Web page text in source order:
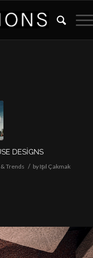
DESİGNS
Trends / by Işıl Çakmak